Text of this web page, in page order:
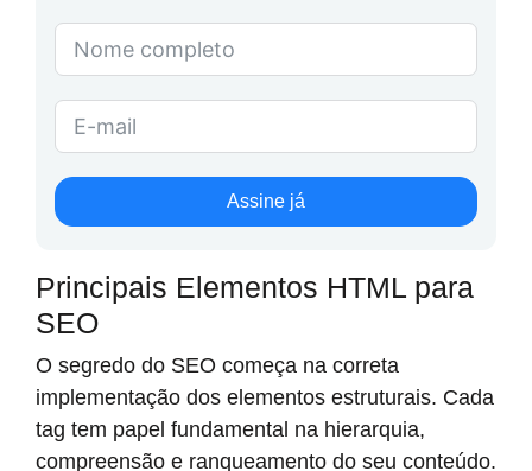
Assine já
Principais Elementos HTML para
SEO
O segredo do SEO começa na correta
implementação dos elementos estruturais. Cada
tag tem papel fundamental na hierarquia,
compreensão e ranqueamento do seu conteúdo.